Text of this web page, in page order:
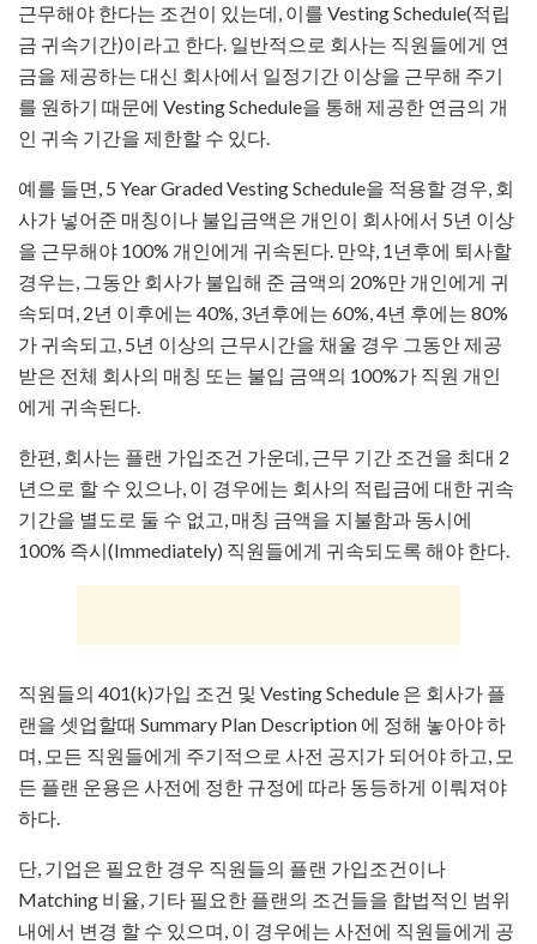
근무해야 한다는 조건이 있는데, 이를 Vesting Schedule(적립
금 귀속기간)이라고 한다. 일반적으로 회사는 직원들에게 연
금을 제공하는 대신 회사에서 일정기간 이상을 근무해 주기
를 원하기 때문에 Vesting Schedule을 통해 제공한 연금의 개
인 귀속 기간을 제한할 수 있다.
예를 들면, 5 Year Graded Vesting Schedule을 적용할 경우, 회
사가 넣어준 매칭이나 불입금액은 개인이 회사에서 5년 이상
을 근무해야 100% 개인에게 귀속된다. 만약, 1년후에 퇴사할
경우는, 그동안 회사가 불입해 준 금액의 20%만 개인에게 귀
속되며, 2년 이후에는 40%, 3년후에는 60%, 4년 후에는 80%
가 귀속되고, 5년 이상의 근무시간을 채울 경우 그동안 제공
받은 전체 회사의 매칭 또는 불입 금액의 100%가 직원 개인
에게 귀속된다.
한편, 회사는 플랜 가입조건 가운데, 근무 기간 조건을 최대 2
년으로 할 수 있으나, 이 경우에는 회사의 적립금에 대한 귀속
기간을 별도로 둘 수 없고, 매칭 금액을 지불함과 동시에
100% 즉시(Immediately) 직원들에게 귀속되도록 해야 한다.
직원들의 401(k)가입 조건 및 Vesting Schedule 은 회사가 플
랜을 셋업할때 Summary Plan Description 에 정해 놓아야 하
며, 모든 직원들에게 주기적으로 사전 공지가 되어야 하고, 모
든 플랜 운용은 사전에 정한 규정에 따라 동등하게 이뤄져야
하다.
단, 기업은 필요한 경우 직원들의 플랜 가입조건이나
Matching 비율, 기타 필요한 플랜의 조건들을 합법적인 범위
내에서 변경 할 수 있으며, 이 경우에는 사전에 직원들에게 공